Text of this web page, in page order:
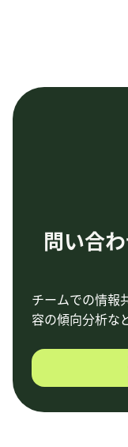
問い合
チームでの情報
容の傾向分析な